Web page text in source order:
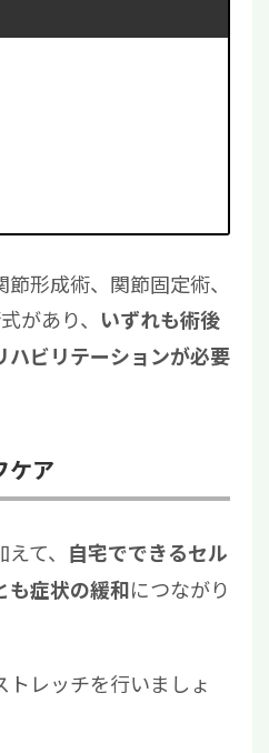
形成術、関節固定術、
があり、 いずれも術後
ハビリテーションが必要
ケア
て、 自宅でできるセル
も症状の緩和につながり
レッチを行いましょ